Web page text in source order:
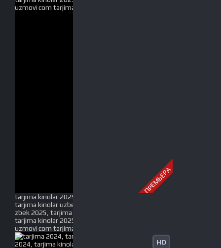
ПРЕМЬЕРА
tarjima kinolar 2025, uzbek tarjima kinolar 2025,
tarjima kinolar uzbek tilida 2025, tarjima kinolar o
zbek 2025, tarjima kinolar o zbek tilida 2025, yangi
tarjima kinolar 2025, uzmovi tarjima kinolar 2025,
uzmovi com tarjima kinolar 2025, uzbekcha t
HD